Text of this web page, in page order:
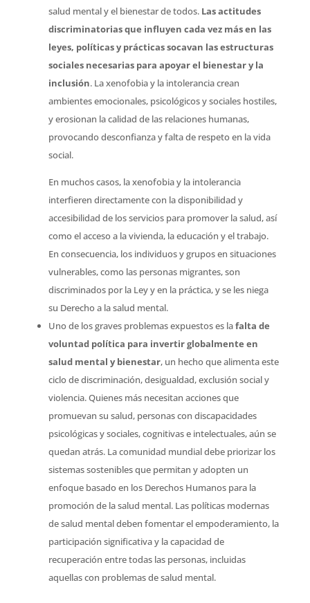
salud mental y el bienestar de todos. Las actitudes
discriminatorias que influyen cada vez más en las
leyes, políticas y prácticas socavan las estructuras
sociales necesarias para apoyar el bienestar y la
inclusión. La xenofobia y la intolerancia crean
ambientes emocionales, psicológicos y sociales hostiles,
y erosionan la calidad de las relaciones humanas,
provocando desconfianza y falta de respeto en la vida
social.
En muchos casos, la xenofobia y la intolerancia
interfieren directamente con la disponibilidad y
accesibilidad de los servicios para promover la salud, así
como el acceso a la vivienda, la educación y el trabajo.
En consecuencia, los individuos y grupos en situaciones
vulnerables, como las personas migrantes, son
discriminados por la Ley y en la práctica, y se les niega
su Derecho a la salud mental.
Uno de los graves problemas expuestos es lafalta de
voluntad política para invertir globalmente en
salud mental y bienestar, un hecho que alimenta este
ciclo de discriminación, desigualdad, exclusión social y
violencia. Quienes más necesitan acciones que
promuevan su salud, personas con discapacidades
psicológicas y sociales, cognitivas e intelectuales, aún se
quedan atrás. La comunidad mundial debe priorizar los
sistemas sostenibles que permitan y adopten un
enfoque basado en los Derechos Humanos para la
promoción de la salud mental. Las políticas modernas
de salud mental deben fomentar el empoderamiento, la
participación significativa y la capacidad de
recuperación entre todas las personas, incluidas
aquellas con problemas de salud mental.